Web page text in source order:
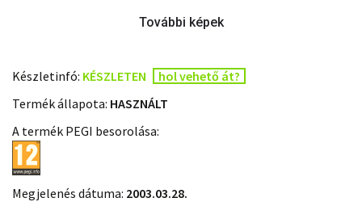
Készletinfó: KÉSZLETEN
hol vehető át?
Termék állapota: HASZNÁLT
A termék PEGI besorolása:
Megjelenés dátuma: 2003.03.28.